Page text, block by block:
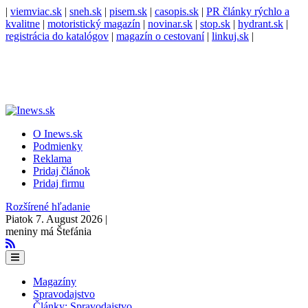
| viemviac.sk | sneh.sk | pisem.sk | casopis.sk | PR články rýchlo a
kvalitne | motoristický magazín | novinar.sk | stop.sk | hydrant.sk |
registrácia do katalógov | magazín o cestovaní| linkuj.sk |
O Inews.sk
Podmienky
Reklama
Pridaj článok
Pridaj firmu
Rozšírené hľadanie
Piatok 7. August 2026 |
meniny má Štefánia
Magazíny
Spravodajstvo